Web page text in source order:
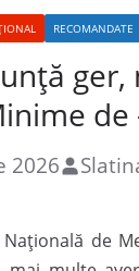
RECOMANDATE
ger,
de
2026
de